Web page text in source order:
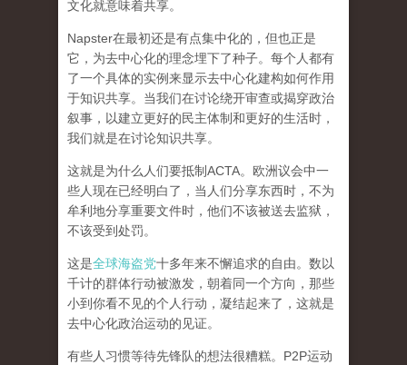
文化就意味着共享。
Napster在最初还是有点集中化的，但也正是
它，为去中心化的理念埋下了种子。每个人都有
了一个具体的实例来显示去中心化建构如何作用
于知识共享。 当我们在讨论绕开审查或揭穿政治
叙事，以建立更好的民主体制和更好的生活时，
我们就是在讨论知识共享。
这就是为什么人们要抵制ACTA。欧洲议会中一
些人现在已经明白了，当人们分享东西时，不为
牟利地分享重要文件时，他们不该被送去监狱，
不该受到处罚。
这是全球海盗党十多年来不懈追求的自由。数以
千计的群体行动被激发，朝着同一个方向，那些
小到你看不见的个人行动，凝结起来了， 这就是
去中心化政治运动的见证。
有些人习惯等待先锋队的想法很糟糕。P2P运动